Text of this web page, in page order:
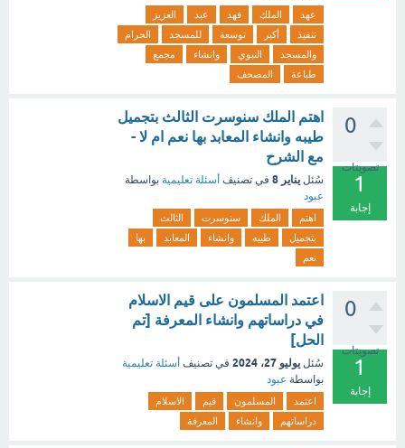
عهد الملك فهد عبد
العزيز
تنفيذ
أكبر توسعة للمسجد
الحرام
والمسجد
النبوي وانشاء
مجمع
طباعة
المصحف
0
تصويتات
1
إجابة
اهتم الملك سنوسرت الثالث بتجميل
طيبه وانشاء المعابد بها نعم ام لا -
مع الشرح
سُئل يناير 8 في تصنيف أسئلة تعليمية بواسطة
عبود
اهتم الملك سنوسرت
الثالث
بتجميل
طيبه وانشاء المعابد
بها
نعم
0
تصويتات
1
إجابة
اعتمد المسلمون على قيم الاسلام
في دراساتهم وانشاء المعرفة [تم
الحل]
سُئل يوليو 27، 2024 في تصنيف أسئلة تعليمية
بواسطة عبود
اعتمد المسلمون قيم
الاسلام
دراساتهم
وانشاء المعرفة